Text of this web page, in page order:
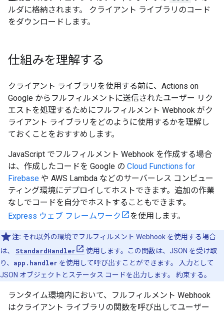
ルダに格納されます。 クライアント ライブラリのコード
をダウンロードします。
仕組みを理解する
クライアント ライブラリを使用する前に、Actions on
Google からフルフィルメントに送信されたユーザー リク
エストを処理するためにフルフィルメント Webhook がク
ライアント ライブラリをどのように使用するかを理解し
ておくことをおすすめします。
JavaScript でフルフィルメント Webhook を作成する場合
は、作成したコードを Google の Cloud Functions for
Firebase や AWS Lambda などのサーバーレス コンピュー
ティング環境にデプロイしてホストできます。追加の作業
なしでコードを自分でホストすることもできます。
Express ウェブ フレームワーク
を使用します。
注: それ以外の環境でフルフィルメント Webhook を使用する場合
は、 StandardHandler
使用します。この関数は、JSON を受け取
り、 app.handler を使用して呼び出すことができます。 入力として
JSON オブジェクトとステータス コードを出力します。 約束する。
ランタイム環境内において、フルフィルメント Webhook
はクライアント ライブラリの関数を呼び出してユーザー